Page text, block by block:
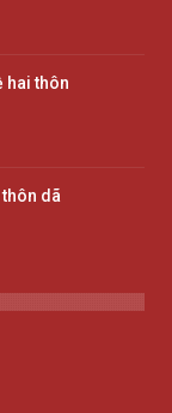
hai thôn
dã